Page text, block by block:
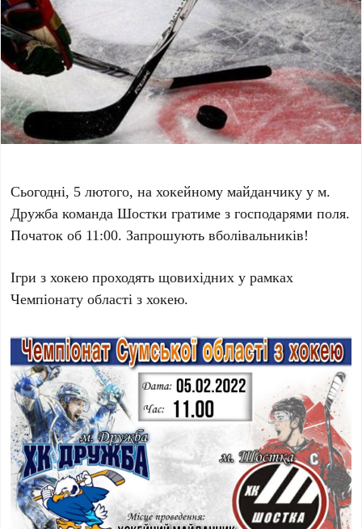
Сьогодні, 5 лютого, на хокейному майданчику у м.
Дружба команда Шостки гратиме з господарями поля.
Початок об 11:00. Запрошують вболівальників!
Ігри з хокею проходять щовихідних у рамках
Чемпіонату області з хокею.